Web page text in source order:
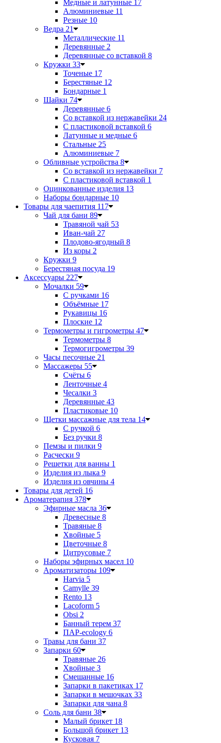
Медные и латунные 17
Алюминиевые 11
Резные 10
Ведра 21
Металлические 11
Деревянные 2
Деревянные со вставкой 8
Кружки 33
Точеные 17
Берестяные 12
Бондарные 1
Шайки 74
Деревянные 6
Со вставкой из нержавейки 24
С пластиковой вставкой 6
Латунные и медные 6
Стальные 25
Алюминиевые 7
Обливные устройства 8
Со вставкой из нержавейки 7
С пластиковой вставкой 1
Оцинкованные изделия 13
Наборы бондарные 10
Товары для чаепития 117
Чай для бани 89
Травяной чай 53
Иван-чай 27
Плодово-ягодный 8
Из коры 2
Кружки 9
Берестяная посуда 19
Аксессуары 227
Мочалки 59
С ручками 16
Объёмные 17
Рукавицы 16
Плоские 12
Термометры и гигрометры 47
Термометры 8
Термогигрометры 39
Часы песочные 21
Массажеры 55
Счёты 6
Ленточные 4
Чесалки 3
Деревянные 43
Пластиковые 10
Щетки массажные для тела 14
С ручкой 6
Без ручки 8
Пемзы и пилки 9
Расчески 9
Решетки для ванны 1
Изделия из лыка 9
Изделия из овчины 4
Товары для детей 16
Ароматерапия 378
Эфирные масла 36
Древесные 8
Травяные 8
Хвойные 5
Цветочные 8
Цитрусовые 7
Наборы эфирных масел 10
Ароматизаторы 109
Harvia 5
Camylle 39
Rento 13
Lacoform 5
Obsi 2
Банный терем 37
ПАР-ecology 6
Травы для бани 37
Запарки 60
Травяные 26
Хвойные 3
Смешанные 16
Запарки в пакетиках 17
Запарки в мешочках 33
Запарки для чана 8
Соль для бани 38
Малый брикет 18
Большой брикет 13
Кусковая 7